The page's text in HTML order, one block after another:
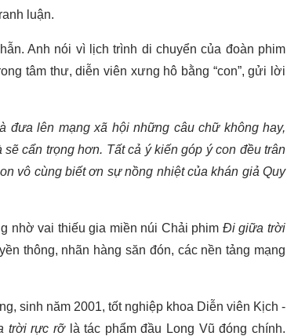
luận.
Anh nói vì lịch trình di chuyển của đoàn phim
tâm thư, diễn viên xưng hô bằng “con”, gửi lời
đưa lên mạng xã hội những câu chữ không hay,
cẩn trọng hơn. Tất cả ý kiến góp ý con đều trân
vô cùng biết ơn sự nồng nhiệt của khán giả Quy
nhờ vai thiếu gia miền núi Chải phim Đi giữa trời
thông, nhãn hàng săn đón, các nền tảng mạng
sinh năm 2001, tốt nghiệp khoa Diễn viên Kịch -
trời rực rỡlà tác phẩm đầu Long Vũ đóng chính.